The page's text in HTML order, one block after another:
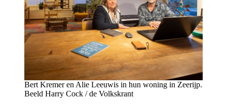
Bert Kremer en Alie Leeuwis in hun woning in Zeerijp.
Beeld Harry Cock / de Volkskrant